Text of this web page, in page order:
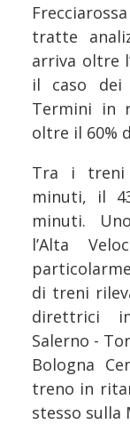
tratte
arriva oltre
il caso dei
Termini in
oltre il 60%
Tra i treni
minuti, il
minuti.
l’Alta
di treni
direttrici
Salerno -
Bologna
treno in
stesso sulla